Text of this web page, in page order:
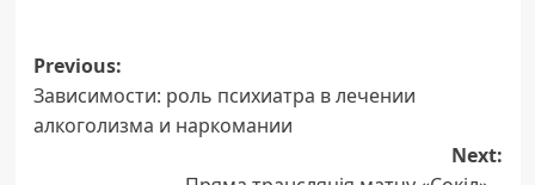
Post
navigation
Previous:
Зависимости: роль психиатра в лечении
алкоголизма и наркомании
Next: